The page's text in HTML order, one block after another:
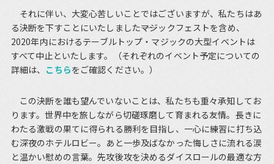
それに伴い、大変心苦しいことではございますが、私たちはあ
る決断を下すことにいたしました――マジックフェストを含め、
2020年内におけるテーブルトップ・マジックの大型イベントは
すべて中止といたします。（それぞれのイベント予定についての
詳細は、 こちらをご確認ください。）
この決断を誰も望んでいないことは、私たちも重々承知してお
ります。世界中を旅しながら切磋琢磨して育まれる友情。長きに
わたる激戦の果てに得られる勝利を目指し、一心に練習に打ち込
む深夜のホテルロビー。あと一歩及ばなかった悔しさに流れる涙
と温かい慰めの言葉。先攻後攻を決めるダイスロールの最適な方